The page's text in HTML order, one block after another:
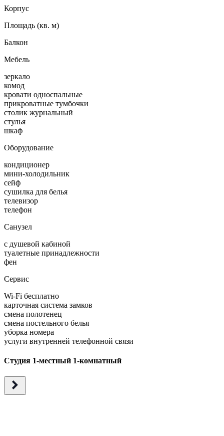
Корпус
Площадь (кв. м)
Балкон
Мебель
зеркало
комод
кровати односпальные
прикроватные тумбочки
столик журнальный
стулья
шкаф
Оборудование
кондиционер
мини-холодильник
сейф
сушилка для белья
телевизор
телефон
Санузел
с душевой кабиной
туалетные принадлежности
фен
Сервис
Wi-Fi бесплатно
карточная система замков
смена полотенец
смена постельного белья
уборка номера
услуги внутренней телефонной связи
Студия 1-местный 1-комнатный